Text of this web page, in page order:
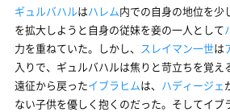
ギュルバハルはハレム内での自身の地位を少
を拡大しようと自身の従妹を妾の一人として
力を重ねていた。しかし、
スレイマン一世は
入りで、ギュルバハルは焦りと苛立ちを覚え
遠征から戻ったイブラヒムは、 ハディージェ
ない子供を優しく抱くのだった。そしてイブ